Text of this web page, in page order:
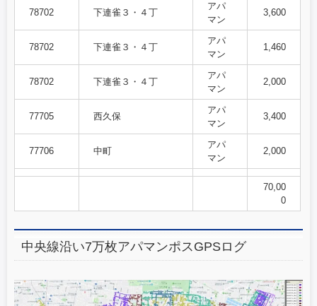
78702 下連雀３・４丁
アパ
マン
3,600
78702 下連雀３・４丁
アパ
マン
1,460
78702 下連雀３・４丁
アパ
マン
2,000
77705 西久保
アパ
マン
3,400
77706 中町
アパ
マン
2,000
70,00
0
中央線沿い7万枚アパマンポスGPSログ